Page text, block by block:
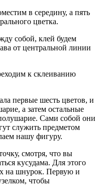
в середину, а пять
цветка.
собой, клей будем
от центральной линии
к склеиванию
первые шесть цветов, и
а затем остальные
Сами собой они
служить предметом
нашу фигуру.
смотря, что вы
кусудама. Для этого
на шнурок. Первую и
чтобы